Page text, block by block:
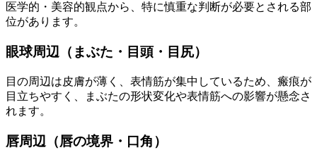
医学的・美容的観点から、特に慎重な判断が必要とされる部
位があります。
眼球周辺（まぶた・目頭・目尻）
目の周辺は皮膚が薄く、表情筋が集中しているため、瘢痕が
目立ちやすく、まぶたの形状変化や表情筋への影響が懸念さ
れます。
唇周辺（唇の境界・口角）